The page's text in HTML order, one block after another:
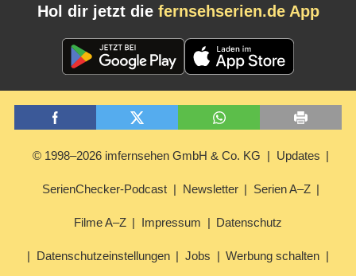
Hol dir jetzt die fernsehserien.de App
© 1998–2026 imfernsehen GmbH & Co. KG Updates
SerienChecker-Podcast Newsletter Serien A–Z
Filme A–Z Impressum Datenschutz
Datenschutzeinstellungen Jobs Werbung schalten